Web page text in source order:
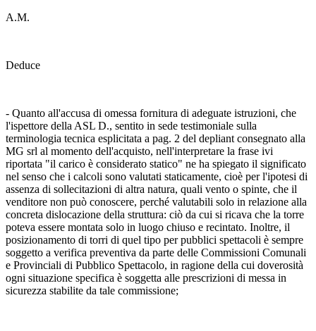
A.M.
Deduce
- Quanto all'accusa di omessa fornitura di adeguate istruzioni, che
l'ispettore della ASL D., sentito in sede testimoniale sulla
terminologia tecnica esplicitata a pag. 2 del depliant consegnato alla
MG srl al momento dell'acquisto, nell'interpretare la frase ivi
riportata "il carico è considerato statico" ne ha spiegato il significato
nel senso che i calcoli sono valutati staticamente, cioè per l'ipotesi di
assenza di sollecitazioni di altra natura, quali vento o spinte, che il
venditore non può conoscere, perché valutabili solo in relazione alla
concreta dislocazione della struttura: ciò da cui si ricava che la torre
poteva essere montata solo in luogo chiuso e recintato. Inoltre, il
posizionamento di torri di quel tipo per pubblici spettacoli è sempre
soggetto a verifica preventiva da parte delle Commissioni Comunali
e Provinciali di Pubblico Spettacolo, in ragione della cui doverosità
ogni situazione specifica è soggetta alle prescrizioni di messa in
sicurezza stabilite da tale commissione;